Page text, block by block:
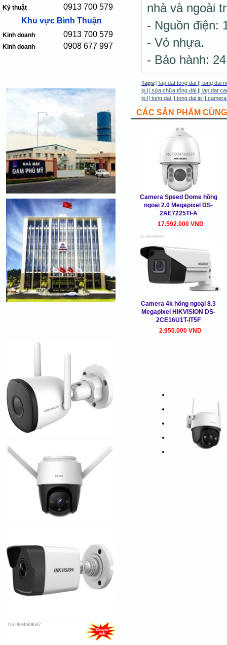
Kỹ thuật
0913 700 579
Khu vực Bình Thuận
Kinh doanh 0913 700 579
Kinh doanh 0908 677 997
nhà và ngoài
- Nguồn điện:
- Vỏ nhựa.
- Bảo hành:
Tags:| lap dat tong dai || tong dai
ip || sửa chữa tổng đài || lap dat
ip || tong dai || tong dai ip ||
CÁC SẢN PHẨM
Camera Speed Dome hồng
ngoại 2.0 Megapixel DS-
2AE7225TI-A
17.592.000 VND
Camera 4k hồng ngoại 8.3
Megapixel HIKVISION DS-
2CE16U1T-IT5F
2.950.000 VND